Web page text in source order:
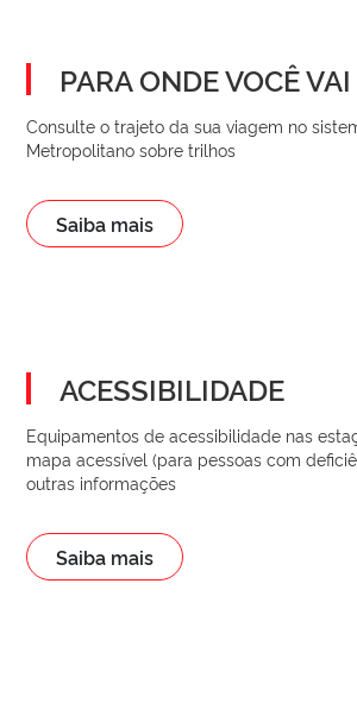
PARA ONDE VOCÊ VAI
Consulte o trajeto da sua viagem no
Metropolitano sobre trilhos
Saiba mais
ACESSIBILIDADE
Equipamentos de acessibilidade nas
mapa acessível (para pessoas com
outras informações
Saiba mais